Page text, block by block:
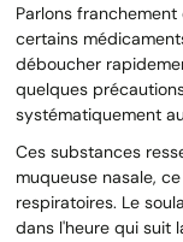
Parlons
certains
déboucher
quelques
systématiquement
Ces substances
muqueuse nasale,
respiratoires. Le
dans l'heure qui suit